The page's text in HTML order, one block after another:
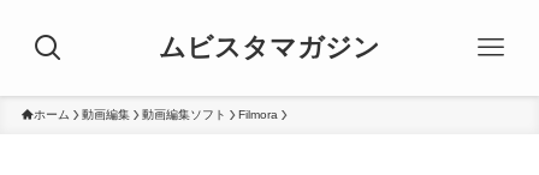
ムビスタマガジン
ホーム 動画編集 動画編集ソフト Filmora